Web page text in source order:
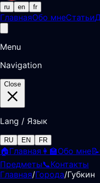
ru en fr
ГлавнаяОбо мнеСтатьи
Menu
Navigation
Close
Lang / Язык
RU EN FR
🏠Главная 👩‍🏫Обо мне📝
Предметы📞Контакты
Главная/Города/Губкин